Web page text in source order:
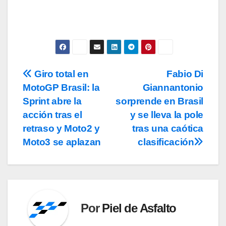
Navegación
de
entradas
Fabio Di
Giannantonio
sorprende en Brasil
y se lleva la pole
tras una caótica
clasificación
Giro total en
MotoGP Brasil: la
Sprint abre la
acción tras el
retraso y Moto2 y
Moto3 se aplazan
PorPiel de Asfalto